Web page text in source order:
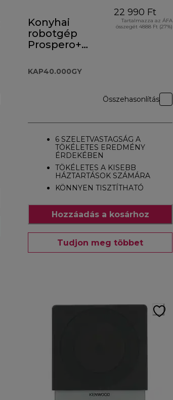
Konyhai
robotgép
Prospero+
tartozék
KAP40.000GY
22 990 Ft
Tartalmazza az ÁFA
összegét 4888 Ft (27%)
Összehasonlítás
6 SZELETVASTAGSÁG A
TÖKÉLETES EREDMÉNY
ÉRDEKÉBEN
TÖKÉLETES A KISEBB
HÁZTARTÁSOK SZÁMÁRA
KÖNNYEN TISZTÍTHATÓ
Hozzáadás a kosárhoz
Tudjon meg többet